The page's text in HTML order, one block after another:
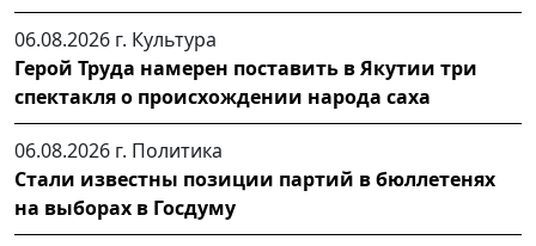
06.08.2026 г. Культура
Герой Труда намерен поставить в Якутии три
спектакля о происхождении народа саха
06.08.2026 г. Политика
Стали известны позиции партий в бюллетенях
на выборах в Госдуму